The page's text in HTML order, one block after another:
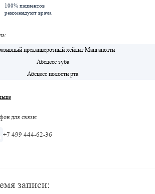
100% пациентов
рекомендуют врача
преканцерозный хейлит Манганотти
Абсцесс зуба
Абсцесс полости рта
для связи:
+7 499 444-62-36
записи: